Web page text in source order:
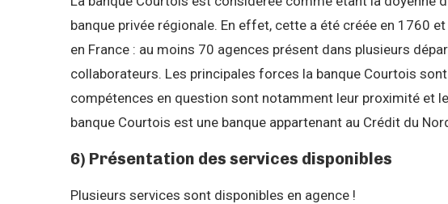
banque privée régionale. En effet, cette a été créée en 1760
en France : au moins 70 agences présent dans plusieurs
collaborateurs. Les principales forces la banque Courtois
compétences en question sont notamment leur proximité et
banque Courtois est une banque appartenant au Crédit du
6) Présentation des services disponibles
Plusieurs services sont disponibles en agence !